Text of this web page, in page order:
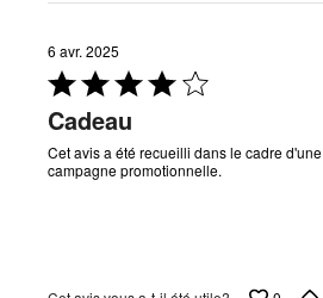
6 avr. 2025
Coté
4 sur
5
Cadeau
Cet avis a été recueilli dans le cadre d'une
campagne promotionnelle.